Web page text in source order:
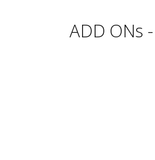
ADD ONs